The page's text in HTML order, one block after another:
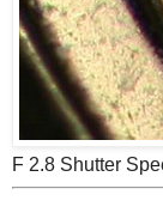
F 2.8 Shutter